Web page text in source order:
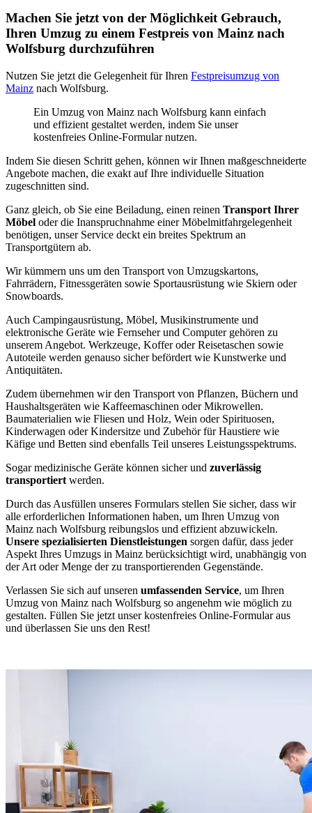
Machen Sie jetzt von der Möglichkeit Gebrauch,
Ihren Umzug zu einem Festpreis von Mainz nach
Wolfsburg durchzuführen
Nutzen Sie jetzt die Gelegenheit für Ihren Festpreisumzug von
Mainz nach Wolfsburg.
Ein Umzug von Mainz nach Wolfsburg kann einfach
und effizient gestaltet werden, indem Sie unser
kostenfreies Online-Formular nutzen.
Indem Sie diesen Schritt gehen, können wir Ihnen maßgeschneiderte
Angebote machen, die exakt auf Ihre individuelle Situation
zugeschnitten sind.
Ganz gleich, ob Sie eine Beiladung, einen reinen Transport Ihrer
Möbel oder die Inanspruchnahme einer Möbelmitfahrgelegenheit
benötigen, unser Service deckt ein breites Spektrum an
Transportgütern ab.
Wir kümmern uns um den Transport von Umzugskartons,
Fahrrädern, Fitnessgeräten sowie Sportausrüstung wie Skiern oder
Snowboards.
Auch Campingausrüstung, Möbel, Musikinstrumente und
elektronische Geräte wie Fernseher und Computer gehören zu
unserem Angebot. Werkzeuge, Koffer oder Reisetaschen sowie
Autoteile werden genauso sicher befördert wie Kunstwerke und
Antiquitäten.
Zudem übernehmen wir den Transport von Pflanzen, Büchern und
Haushaltsgeräten wie Kaffeemaschinen oder Mikrowellen.
Baumaterialien wie Fliesen und Holz, Wein oder Spirituosen,
Kinderwagen oder Kindersitze und Zubehör für Haustiere wie
Käfige und Betten sind ebenfalls Teil unseres Leistungsspektrums.
Sogar medizinische Geräte können sicher und zuverlässig
transportiert werden.
Durch das Ausfüllen unseres Formulars stellen Sie sicher, dass wir
alle erforderlichen Informationen haben, um Ihren Umzug von
Mainz nach Wolfsburg reibungslos und effizient abzuwickeln.
Unsere spezialisierten Dienstleistungen sorgen dafür, dass jeder
Aspekt Ihres Umzugs in Mainz berücksichtigt wird, unabhängig von
der Art oder Menge der zu transportierenden Gegenstände.
Verlassen Sie sich auf unseren umfassenden Service, um Ihren
Umzug von Mainz nach Wolfsburg so angenehm wie möglich zu
gestalten. Füllen Sie jetzt unser kostenfreies Online-Formular aus
und überlassen Sie uns den Rest!